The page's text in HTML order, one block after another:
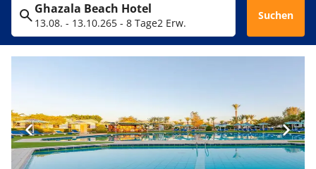
Ghazala Beach Hotel
13.08. - 13.10.265 - 8 Tage2 Erw.
Suchen